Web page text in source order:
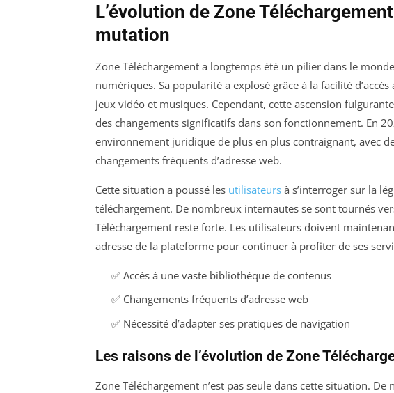
L’évolution de Zone
mutation
Zone Téléchargement a longtemps été un pilier dans le
numériques. Sa popularité a explosé grâce à la facilité
jeux vidéo et musiques. Cependant, cette ascension
des changements significatifs dans son fonctionnement. En
environnement juridique de plus en plus contraignant, avec
changements fréquents d’adresse web.
Cette situation a poussé les utilisateurs à s’interroger sur la
téléchargement. De nombreux internautes se sont tournés
Téléchargement reste forte. Les utilisateurs doivent
adresse de la plateforme pour continuer à profiter de ses
✅ Accès à une vaste bibliothèque de contenus
✅ Changements fréquents d’adresse web
✅ Nécessité d’adapter ses pratiques de navigation
Les raisons de l’évolution de Zone
Zone Téléchargement n’est pas seule dans cette situation.